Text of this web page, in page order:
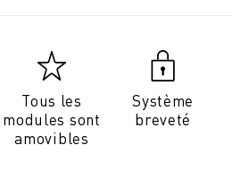
Tous les
modules sont
amovibles
Système
breveté